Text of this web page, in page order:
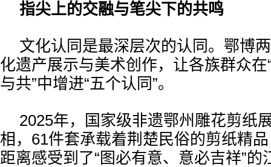
指尖上的交融与笔尖下的共鸣
文化认同是最深层次的认同。鄂博
化遗产展示与美术创作，让各族群众在
与共”中增进“五个认同”。
2025年，国家级非遗鄂州雕花剪纸
相，61件套承载着荆楚民俗的剪纸精
距离感受到了“图必有意、意必吉祥”的